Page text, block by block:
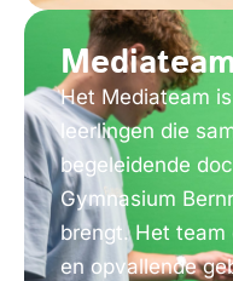
Mediateam
Het Mediateam
leerlingen die
begeleidende
Gymnasium
brengt. Het team
en opvallende